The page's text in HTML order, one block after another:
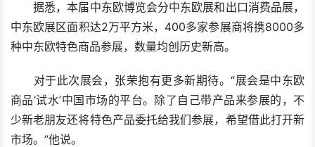
据悉，本届中东欧博览会分中东欧展和出口消费品展，
中东欧展区面积达2万平方米，400多家参展商将携8000多
种中东欧特色商品参展，数量均创历史新高。
对于此次展会，张荣抱有更多新期待。“展会是中东欧
商品‘试水’中国市场的平台。除了自己带产品来参展的，不
少新老朋友还将特色产品委托给我们参展，希望借此打开新
市场。”他说。